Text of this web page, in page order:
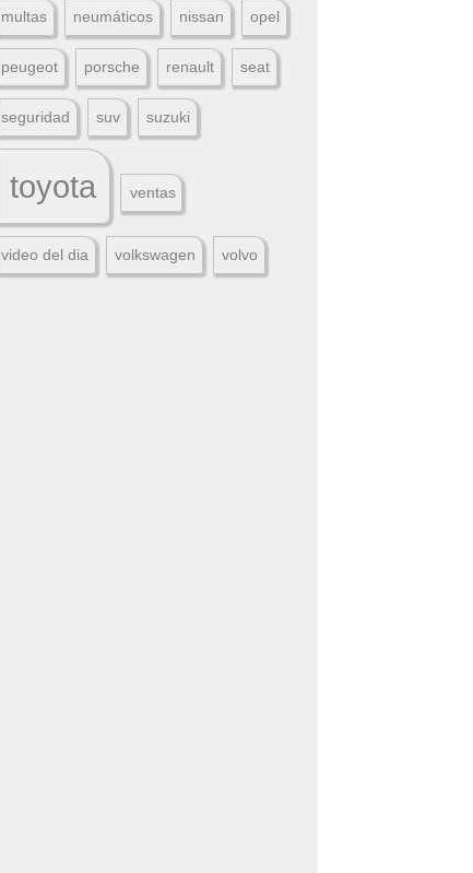
multas neumáticos nissan opel
peugeot porsche renault seat
seguridad suv suzuki
toyota ventas
video del dia volkswagen volvo